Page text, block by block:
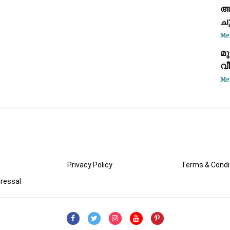
Privacy Policy
Terms &